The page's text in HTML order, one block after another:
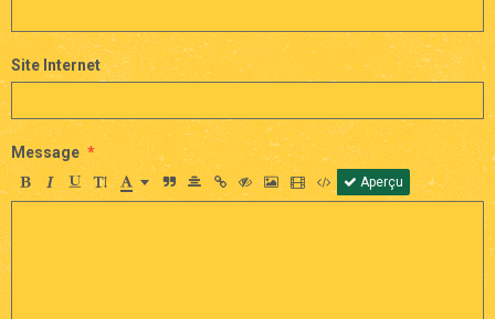
Site Internet
Message
Aperçu